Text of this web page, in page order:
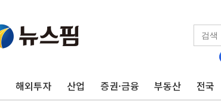
해외투자 산업 증권·금융 부동산 전국
125mm 폭우 쏟아진 울진...'두천~하당'·'올미골교'
평택 진위면 공장서 질식사고 발생…작업자 1명 숨져
상주 낙동강 선착장 하류서 50대 숨진 채 발견...경찰
[종합] 김민석, 정청래에 누적 1.48%p 차 선두 유